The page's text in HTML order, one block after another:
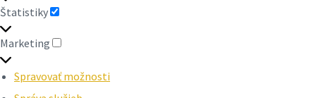
Štatistiky
ŠTATISTIKY
Marketing
MARKETING
Spravovať možnosti